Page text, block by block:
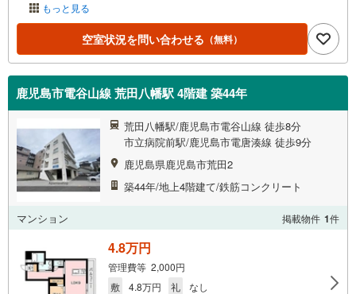
もっと見る
空室状況を問い合わせる （無料）
鹿児島市電谷山線 荒田八幡駅 4階建 築44年
荒田八幡駅/鹿児島市電谷山線 徒歩8分
市立病院前駅/鹿児島市電唐湊線 徒歩9分
鹿児島県鹿児島市荒田2
築44年/地上4階建て/鉄筋コンクリート
マンション 掲載物件 1件
4.8万円
管理費等 2,000円
敷
4.8万円 礼 なし